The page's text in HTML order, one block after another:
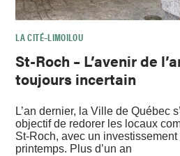
LA CITÉ–LIMOILOU
St-Roch – L’avenir de
toujours incertain
L’an dernier, la Ville de Québec
objectif de redorer les locaux
St-Roch, avec un
printemps. Plus d’un an